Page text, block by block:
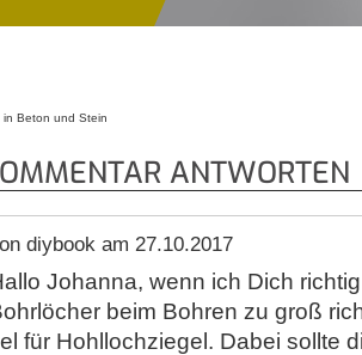
in Beton und Stein
ANTWORTEN
diybook am 27.10.2017
Johanna, wenn ich Dich
beim Bohren zu groß
für Hohllochziegel. Dabei sollte